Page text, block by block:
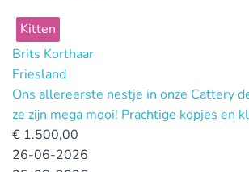
Kitten
Brits Korthaar
Friesland
Ons allereerste nestje in onze Cattery
ze zijn mega mooi! Prachtige kopjes en
€ 1.500,00
26-06-2026